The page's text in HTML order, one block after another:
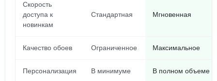
Скорость
доступа к
новинкам
Стандартная Мгновенная
Качество обоев Ограниченное Максимальное
Персонализация В минимуме В полном объеме